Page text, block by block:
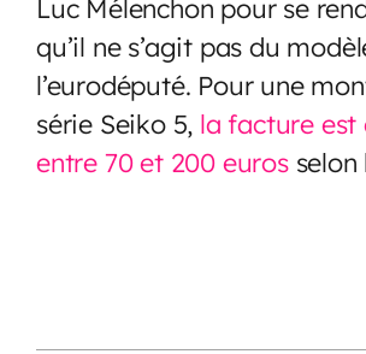
Luc Mélenchon pour se
qu’il ne s’agit pas du
l’eurodéputé. Pour une
série Seiko 5, la facture est
entre 70 et 200 eurosselon